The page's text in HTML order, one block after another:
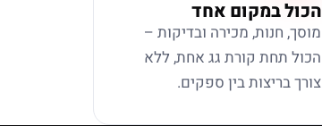
הכול במקום אחד
מוסך, חנות, מכירה ובדיקות –
הכול תחת קורת גג אחת, ללא
צורך בריצות בין ספקים.